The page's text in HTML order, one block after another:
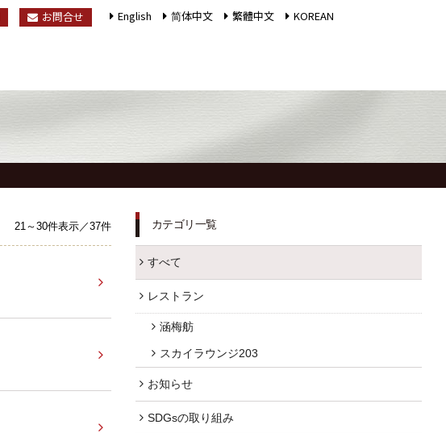
English 简体中文 繁體中文 KOREAN
お問合せ
アクセス
よくあるご質問
お取引様用通報窓口
リシー
会社概要
サイトマップ
FOLLOW US
21～30件表示／37件 カテゴリ一覧
すべて
レストラン
涵梅舫
スカイラウンジ203
お知らせ
SDGsの取り組み